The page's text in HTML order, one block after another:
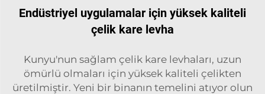
Endüstriyel uygulamalar için yüksek kaliteli
çelik kare levha
Kunyu'nun sağlam çelik kare levhaları, uzun
ömürlü olmaları için yüksek kaliteli çelikten
üretilmiştir. Yeni bir binanın temelini atıyor olun